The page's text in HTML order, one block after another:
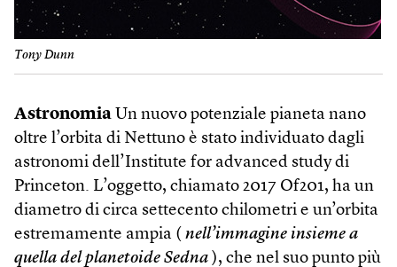
Tony Dunn
Astronomia Un nuovo potenziale pianeta nano
oltre l’orbita di Nettuno è stato individuato dagli
astronomi dell’Institute for advanced study di
Princeton. L’oggetto, chiamato 2017 Of201, ha un
diametro di circa settecento chilometri e un’orbita
estremamente ampia ( nell’immagine insieme a
quella del planetoide Sedna ), che nel suo punto più